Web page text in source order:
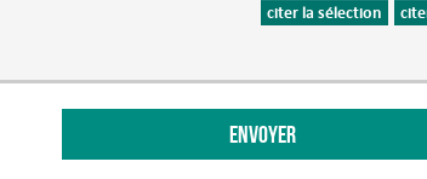
citer la sélection